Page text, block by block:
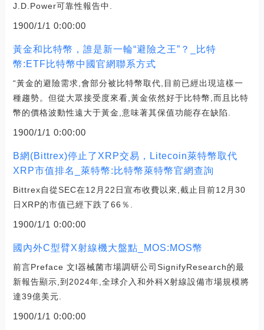
J.D.Power可靠性報告中.
1900/1/1 0:00:00
黃金和比特幣，誰是新一輪“避險之王”？_比特
幣:ETF比特幣中國官網聯系方式
“黃金的避險需求,會部分被比特幣取代,目前已經出現這樣一
種趨勢。但從大眾接受度來看,黃金依然好于比特幣,而且比特
幣的價格波動性遠大于黃金,意味著其保值功能存在缺陷.
1900/1/1 0:00:00
B網(Bittrex)停止了XRP交易，Litecoin萊特幣取代
XRP市值排名_萊特幣:比特幣萊特幣官網查詢
Bittrex自從SEC在12月22日宣布收費以來,截止目前12月30
日XRP的市值已經下跌了66％.
1900/1/1 0:00:00
國內外C型臂X射線機大盤點_MOS:MOS幣
前言Preface 文l器械菌市場調研公司SignifyResearch的最
新報告顯示,到2024年,全球介入和外科X射線設備市場規模將
達39億美元.
1900/1/1 0:00:00